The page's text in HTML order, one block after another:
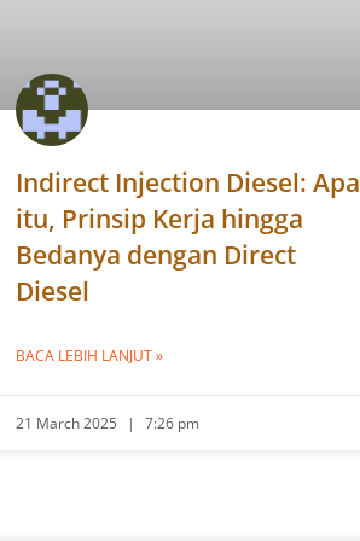
Indirect Injection Diesel: Apa
itu, Prinsip Kerja hingga
Bedanya dengan Direct
Diesel
BACA LEBIH LANJUT »
21 March 2025 7:26 pm